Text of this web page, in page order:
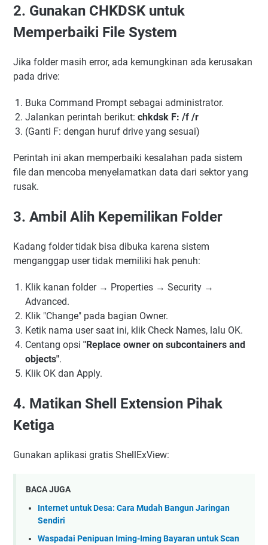
2. Gunakan CHKDSK untuk
Memperbaiki File System
Jika folder masih error, ada kemungkinan ada kerusakan
pada drive:
Buka Command Prompt sebagai administrator.
Jalankan perintah berikut: chkdsk F: /f /r
(Ganti F: dengan huruf drive yang sesuai)
Perintah ini akan memperbaiki kesalahan pada sistem
file dan mencoba menyelamatkan data dari sektor yang
rusak.
3. Ambil Alih Kepemilikan Folder
Kadang folder tidak bisa dibuka karena sistem
menganggap user tidak memiliki hak penuh:
Klik kanan folder → Properties → Security →
Advanced.
Klik "Change" pada bagian Owner.
Ketik nama user saat ini, klik Check Names, lalu OK.
Centang opsi "Replace owner on subcontainers and
objects".
Klik OK dan Apply.
4. Matikan Shell Extension Pihak
Ketiga
Gunakan aplikasi gratis ShellExView:
BACA JUGA
Internet untuk Desa: Cara Mudah Bangun Jaringan
Sendiri
Waspadai Penipuan Iming-Iming Bayaran untuk Scan